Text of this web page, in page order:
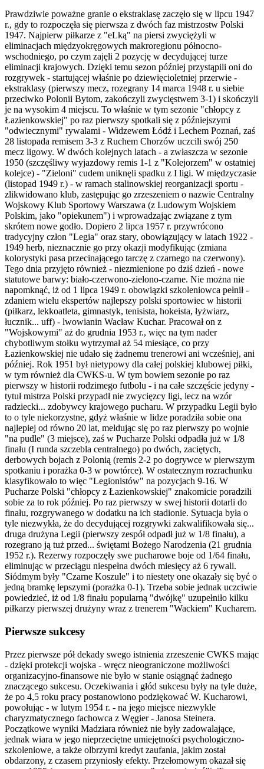
Prawdziwie poważne granie o ekstraklasę zaczęło się w lipcu 1947
r., gdy to rozpoczęła się pierwsza z dwóch faz mistrzostw Polski
1947. Najpierw piłkarze z "eLką" na piersi zwyciężyli w
eliminacjach międzyokręgowych makroregionu północno-
wschodniego, po czym zajęli 2 pozycję w decydującej turze
eliminacji krajowych. Dzięki temu sezon później przystąpili oni do
rozgrywek - startującej właśnie po dziewięcioletniej przerwie -
ekstraklasy (pierwszy mecz, rozegrany 14 marca 1948 r. u siebie
przeciwko Polonii Bytom, zakończyli zwycięstwem 3-1) i skończyli
je na wysokim 4 miejscu. To właśnie w tym sezonie "chłopcy z
Łazienkowskiej" po raz pierwszy spotkali się z późniejszymi
"odwiecznymi" rywalami - Widzewem Łódź i Lechem Poznań, zaś
28 listopada remisem 3-3 z Ruchem Chorzów uczcili swój 250
mecz ligowy. W dwóch kolejnych latach - a zwłaszcza w sezonie
1950 (szczęśliwy wyjazdowy remis 1-1 z "Kolejorzem" w ostatniej
kolejce) - "Zieloni" cudem uniknęli spadku z I ligi. W międzyczasie
(listopad 1949 r.) - w ramach stalinowskiej reorganizacji sportu -
zlikwidowano klub, zastępując go zrzeszeniem o nazwie Centralny
Wojskowy Klub Sportowy Warszawa (z Ludowym Wojskiem
Polskim, jako "opiekunem") i wprowadzając związane z tym
skrótem nowe godło. Dopiero 2 lipca 1957 r. przywrócono
tradycyjny człon "Legia" oraz stary, obowiązujący w latach 1922 -
1949 herb, nieznacznie go przy okazji modyfikując (zmiana
kolorystyki pasa przecinającego tarczę z czarnego na czerwony).
Tego dnia przyjęto również - niezmienione po dziś dzień - nowe
statutowe barwy: biało-czerwono-zielono-czarne. Nie można nie
napomknąć, iż od 1 lipca 1949 r. obowiązki szkoleniowca pełnił -
zdaniem wielu ekspertów najlepszy polski sportowiec w historii
(piłkarz, lekkoatleta, gimnastyk, tenisista, hokeista, łyżwiarz,
łucznik... uff) - lwowianin Wacław Kuchar. Pracował on z
"Wojskowymi" aż do grudnia 1953 r., więc na tym nader
chybotliwym stołku wytrzymał aż 54 miesiące, co przy
Łazienkowskiej nie udało się żadnemu trenerowi ani wcześniej, ani
później. Rok 1951 był nietypowy dla całej polskiej klubowej piłki,
w tym również dla CWKS-u. W tym bowiem sezonie po raz
pierwszy w historii rodzimego futbolu - i na całe szczęście jedyny -
tytuł mistrza Polski przypadł nie zwycięzcy ligi, lecz na wzór
radziecki... zdobywcy krajowego pucharu. W przypadku Legii było
to o tyle niekorzystne, gdyż właśnie w lidze poradziła sobie ona
najlepiej od równo 20 lat, meldując się po raz pierwszy po wojnie
"na pudle" (3 miejsce), zaś w Pucharze Polski odpadła już w 1/8
finału (I runda szczebla centralnego) po dwóch, zaciętych,
derbowych bojach z Polonią (remis 2-2 po dogrywce w pierwszym
spotkaniu i porażka 0-3 w powtórce). W ostatecznym rozrachunku
klasyfikowało to więc "Legionistów" na pozycjach 9-16. W
Pucharze Polski "chłopcy z Łazienkowskiej" znakomicie poradzili
sobie za to rok później. Po raz pierwszy w swej historii dotarli do
finału, rozgrywanego w dodatku na ich stadionie. Sytuacja była o
tyle niezwykła, że do decydującej rozgrywki zakwalifikowała się...
druga drużyna Legii (pierwszy zespół odpadł już w 1/8 finału), a
rozegrano ją tuż przed... świętami Bożego Narodzenia (21 grudnia
1952 r.). Rezerwy rozpoczęły swe pucharowe boje od 1/64 finału,
eliminując w przeciągu niespełna dwóch miesięcy aż 6 rywali.
Siódmym były "Czarne Koszule" i to niestety one okazały się być o
jedną bramkę lepszymi (porażka 0-1). Trzeba sobie jednak uczciwie
powiedzieć, iż od 1/8 finału popularną "dwójkę" uzupełniło kilku
piłkarzy pierwszej drużyny wraz z trenerem "Wackiem" Kucharem.
Pierwsze sukcesy
Przez pierwsze pół dekady swego istnienia zrzeszenie CWKS mając
- dzięki protekcji wojska - wręcz nieograniczone możliwości
organizacyjno-finansowe nie było w stanie osiągnąć żadnego
znaczącego sukcesu. Oczekiwania i głód sukcesu były na tyle duże,
że po 4,5 roku pracy postanowiono podziękować W. Kucharowi,
powołując - w lutym 1954 r. - na jego miejsce niezwykle
charyzmatycznego fachowca z Węgier - Janosa Steinera.
Początkowe wyniki Madziara również nie były zadowalające,
jednak wiara w jego nieprzeciętne umiejętności psychologiczno-
szkoleniowe, a także olbrzymi kredyt zaufania, jakim został
obdarzony, z czasem przyniosły efekty. Przełomowym okazał się